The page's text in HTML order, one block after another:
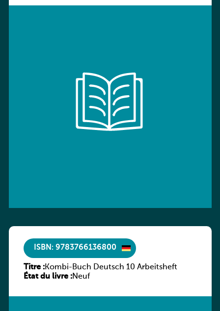
ISBN: 9783766136800
Titre :Kombi-Buch Deutsch 10 Arbeitsheft
État du livre :Neuf